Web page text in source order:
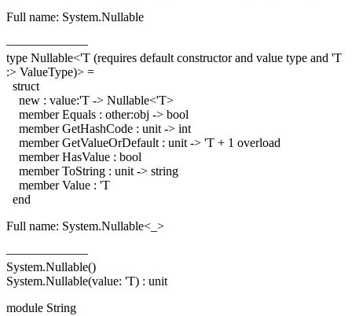
Full name: System.Nullable
——————–
type Nullable<'T (requires default constructor and value type and 'T
:> ValueType)> =
struct
new : value:'T -> Nullable<'T>
member Equals : other:obj -> bool
member GetHashCode : unit -> int
member GetValueOrDefault : unit -> 'T + 1 overload
member HasValue : bool
member ToString : unit -> string
member Value : 'T
end
Full name: System.Nullable<_>
——————–
System.Nullable()
System.Nullable(value: 'T) : unit
module String